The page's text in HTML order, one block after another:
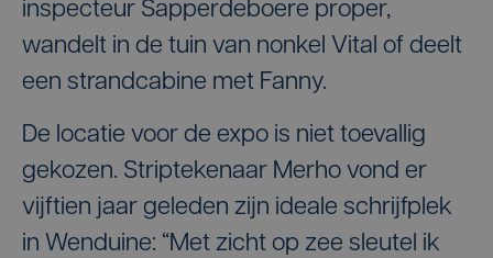
inspecteur Sapperdeboere proper,
wandelt in de tuin van nonkel Vital of deelt
een strandcabine met Fanny.
De locatie voor de expo is niet toevallig
gekozen. Striptekenaar Merho vond er
vijftien jaar geleden zijn ideale schrijfplek
in Wenduine: “Met zicht op zee sleutel ik